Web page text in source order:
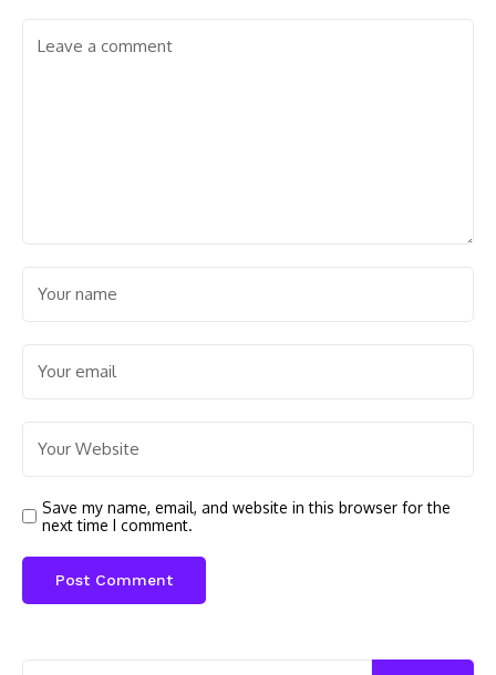
Save my name, email, and website in this browser for the
next time I comment.